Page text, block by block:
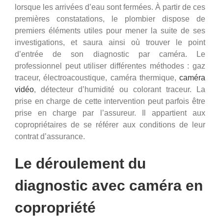
lorsque les arrivées d’eau sont fermées. À partir de ces
premières constatations, le plombier dispose de
premiers éléments utiles pour mener la suite de ses
investigations, et saura ainsi où trouver le point
d’entrée de son diagnostic par caméra. Le
professionnel peut utiliser différentes méthodes : gaz
traceur, électroacoustique, caméra thermique,caméra
vidéo, détecteur d’humidité ou colorant traceur. La
prise en charge de cette intervention peut parfois être
prise en charge par l’assureur. Il appartient aux
copropriétaires de se référer aux conditions de leur
contrat d’assurance.
Le déroulement du
diagnostic avec caméra en
copropriété